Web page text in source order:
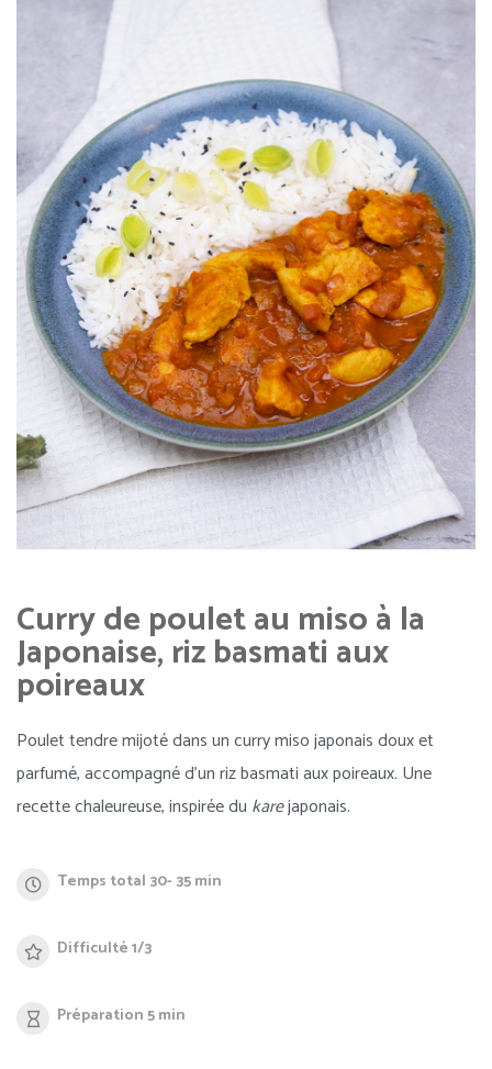
Curry de poulet au miso à la
Japonaise, riz basmati aux
poireaux
Poulet tendre mijoté dans un curry miso japonais doux et
parfumé, accompagné d’un riz basmati aux poireaux. Une
recette chaleureuse, inspirée du karejaponais.
Temps total 30- 35 min
Difficulté 1/3
Préparation 5 min